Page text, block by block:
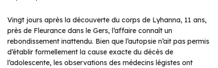
Vingt jours après la découverte du corps de Lyhanna, 11 ans,
près de Fleurance dans le Gers, l’affaire connaît un
rebondissement inattendu. Bien que l’autopsie n’ait pas permis
d’établir formellement la cause exacte du décès de
l’adolescente, les observations des médecins légistes ont